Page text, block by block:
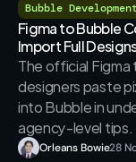
Bubble Development
Figma to Bubble
Import Full
The official
designers paste
into Bubble in
agency-level tips.
Orleans Bowie28